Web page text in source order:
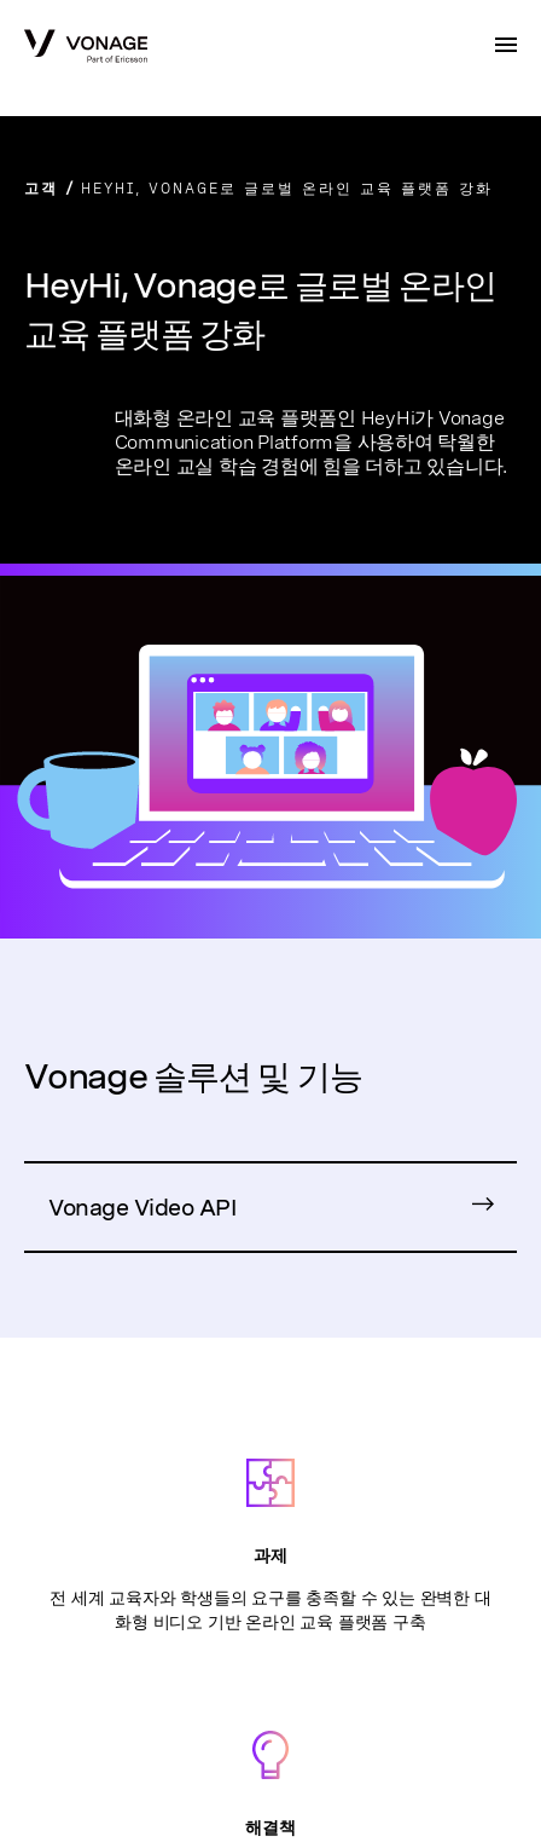
고객 HEYHI, VONAGE로 글로벌 온라인 교육 플랫폼 강화
HeyHi, Vonage로 글로벌 온라인
교육 플랫폼 강화
대화형 온라인 교육 플랫폼인 HeyHi가 Vonage
Communication Platform을 사용하여 탁월한
온라인 교실 학습 경험에 힘을 더하고 있습니다.
Vonage 솔루션 및 기능
Vonage Video API
과제
전 세계 교육자와 학생들의 요구를 충족할 수 있는 완벽한 대
화형 비디오 기반 온라인 교육 플랫폼 구축
해결책